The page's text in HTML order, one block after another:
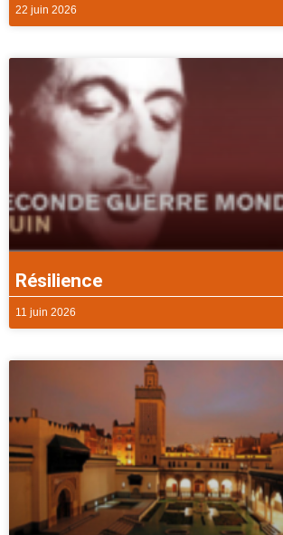
22 juin 2026
Résilience
11 juin 2026